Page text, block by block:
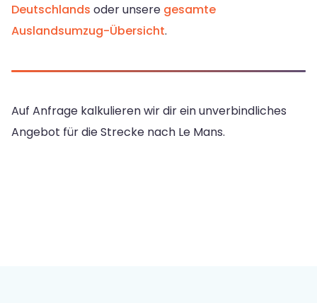
Deutschlands oder unsere gesamte
Auslandsumzug-Übersicht.
Auf Anfrage kalkulieren wir dir ein unverbindliches
Angebot für die Strecke nach Le Mans.